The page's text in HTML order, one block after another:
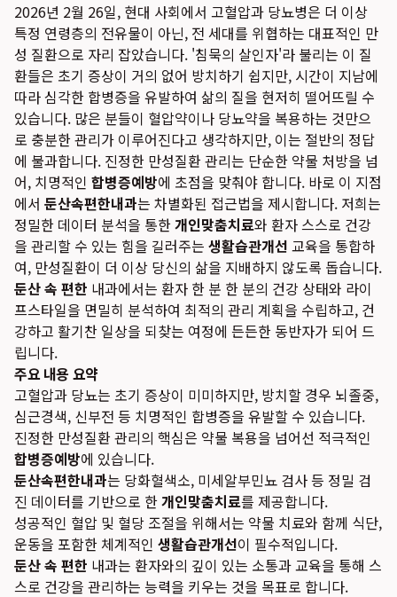
2026년 2월 26일, 현대 사회에서 고혈압과 당뇨병은 더 이상
특정 연령층의 전유물이 아닌, 전 세대를 위협하는 대표적인 만
성 질환으로 자리 잡았습니다. '침묵의 살인자'라 불리는 이 질
환들은 초기 증상이 거의 없어 방치하기 쉽지만, 시간이 지남에
따라 심각한 합병증을 유발하여 삶의 질을 현저히 떨어뜨릴 수
있습니다. 많은 분들이 혈압약이나 당뇨약을 복용하는 것만으
로 충분한 관리가 이루어진다고 생각하지만, 이는 절반의 정답
에 불과합니다. 진정한 만성질환 관리는 단순한 약물 처방을 넘
어, 치명적인 합병증예방에 초점을 맞춰야 합니다. 바로 이 지점
에서 둔산속편한내과는 차별화된 접근법을 제시합니다. 저희는
정밀한 데이터 분석을 통한개인맞춤치료와 환자 스스로 건강
을 관리할 수 있는 힘을 길러주는 생활습관개선 교육을 통합하
여, 만성질환이 더 이상 당신의 삶을 지배하지 않도록 돕습니다.
둔산 속 편한 내과에서는 환자 한 분 한 분의 건강 상태와 라이
프스타일을 면밀히 분석하여 최적의 관리 계획을 수립하고, 건
강하고 활기찬 일상을 되찾는 여정에 든든한 동반자가 되어 드
립니다.
주요 내용 요약
고혈압과 당뇨는 초기 증상이 미미하지만, 방치할 경우 뇌졸중,
심근경색, 신부전 등 치명적인 합병증을 유발할 수 있습니다.
진정한 만성질환 관리의 핵심은 약물 복용을 넘어선 적극적인
합병증예방에 있습니다.
둔산속편한내과는 당화혈색소, 미세알부민뇨 검사 등 정밀 검
진 데이터를 기반으로 한개인맞춤치료를 제공합니다.
성공적인 혈압 및 혈당 조절을 위해서는 약물 치료와 함께 식단,
운동을 포함한 체계적인 생활습관개선이 필수적입니다.
둔산 속 편한 내과는 환자와의 깊이 있는 소통과 교육을 통해 스
스로 건강을 관리하는 능력을 키우는 것을 목표로 합니다.